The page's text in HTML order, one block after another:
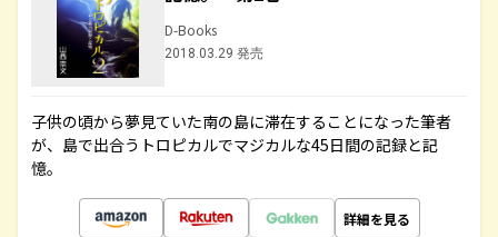
D-Books
2018.03.29 発売
子供の頃から夢見ていた南の島に滞在することになった筆者
が、島で出合うトロピカルでマジカルな45日間の記録と記
憶。
詳細を見る